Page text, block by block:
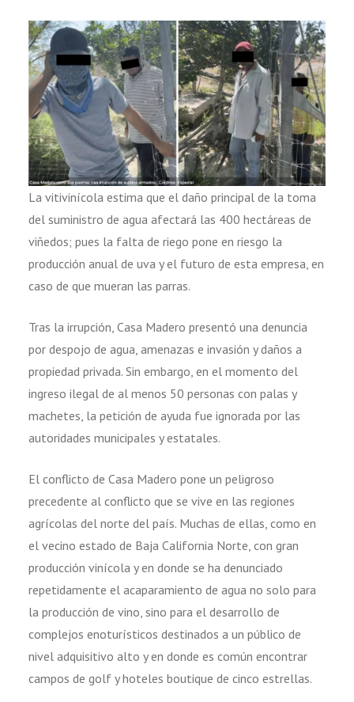
La vitivinícola estima que el daño principal de la toma
del suministro de agua afectará las 400 hectáreas de
viñedos; pues la falta de riego pone en riesgo la
producción anual de uva y el futuro de esta empresa, en
caso de que mueran las parras.
Tras la irrupción, Casa Madero presentó una denuncia
por despojo de agua, amenazas e invasión y daños a
propiedad privada. Sin embargo, en el momento del
ingreso ilegal de al menos 50 personas con palas y
machetes, la petición de ayuda fue ignorada por las
autoridades municipales y estatales.
El conflicto de Casa Madero pone un peligroso
precedente al conflicto que se vive en las regiones
agrícolas del norte del país. Muchas de ellas, como en
el vecino estado de Baja California Norte, con gran
producción vinícola y en donde se ha denunciado
repetidamente el acaparamiento de agua no solo para
la producción de vino, sino para el desarrollo de
complejos enoturísticos destinados a un público de
nivel adquisitivo alto y en donde es común encontrar
campos de golf y hoteles boutique de cinco estrellas.